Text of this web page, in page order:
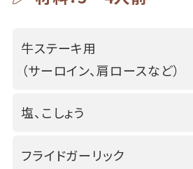
牛ステーキ用
（サーロイン、肩ロースなど）
塩、こしょう
フライドガーリック